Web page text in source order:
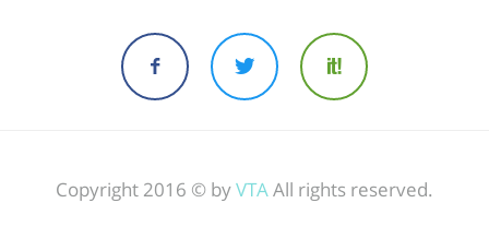
Copyright 2016 © byVTAAll rights reserved.